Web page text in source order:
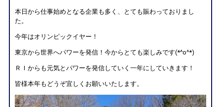
本日から仕事始めとなる企業も多く、とても賑わっておりまし
た。
今年はオリンピックイヤー！
東京から世界へパワーを発信！今からとても楽しみです(*^o^*)
ＲＩからも元気とパワーを発信していく一年にしていきます！
皆様本年もどうぞ宜しくお願いいたします。